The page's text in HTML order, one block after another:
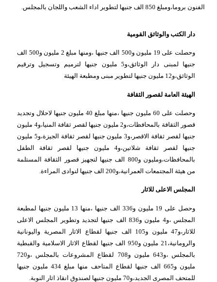
الفنون بروما،ومبلغ 850 الف جنيها لتطوير اداء الشعب واللجان بالمجلس.
دار الكتب والوثائق القومية
وحصلت على 19 مليون و500 الف جنيها ،ومنها مبلغ 2 مليون و500 الف
جنيها لمبنى دار الوثائق،و5 مليون جنيها لترميم وتسجيل وترقيم
الوثائق،و12 مليون جنيها لتطوير مبنى ومطبعة الهيئة
الهيئة العامة لقصور الثقافة
وحصلت على 60 مليون جنيها ،منها مبلغ 40 مليون جنيها لاحلال وتجديد
قصور الثقافة بالمحافظات،و2 مليون جنيها لقصر ثقافة المنيا،و4 مليون
جنيها لقصر ثقافة الاقصر،و3 مليون جنيها لقصر ثقافة الجيزة،و5 مليون
جنيها لقصر ثقافة شلاتين،و4 مليون جنيها لقصر ثقافة الطفل
بالمحافظات،ومليون و800 الف جنيها لتجهيز قصور الثقافة المستلمة
من هيئة المجتمعات العمرانية،و200 الف جنيها لنوادى المراءة.
المجلس الاعلى للاثار
وحصل على 19 مليون و336 الف جنيها ،منها 13 مليون جنيها لمطبعة
المجلس ،و4 مليون و836 الف جنيها لتجديد وتطوير المجلس الاعلى
للاثار،و47 مليون و105 الف جنيها لقطاع الاثار المصرية واليونانية
والرومانية،21 مليون و950 الف جنيها لقطاع الاثار الاسلامية والقبطية
بالمجلس ،و643 مليون و708 لقطاع المشروعات بالمجلس ،و720
مليون و665 الف جنيها لقطاع المتاحف منها مبلغ 434 مليون جنيها
للمتحف المصرى الجديد،و70 مليون جنيها لصندوق انقاذ اثار النوبة.